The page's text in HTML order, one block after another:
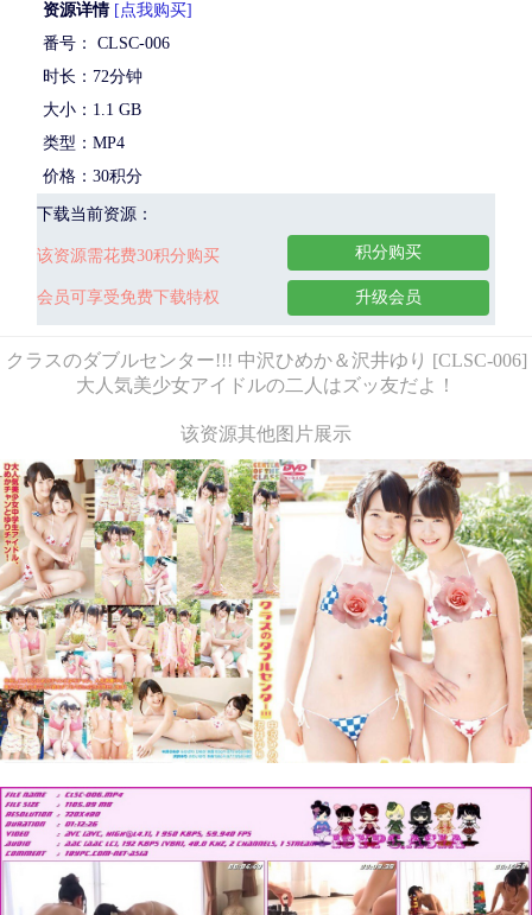
资源详情 [点我购买]
番号： CLSC-006
时长：72分钟
大小：1.1 GB
类型：MP4
价格：30积分
下载当前资源：
该资源需花费30积分购买
会员可享受免费下载特权
积分购买
升级会员
クラスのダブルセンター!!! 中沢ひめか＆沢井ゆり [CLSC-006]
大人気美少女アイドルの二人はズッ友だよ！
该资源其他图片展示